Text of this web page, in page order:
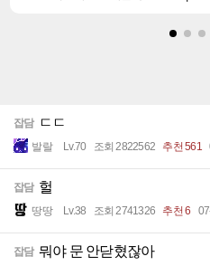
잡담 ㄷㄷ
발랄 Lv.70 조회 2822562 추천 561
잡담 헐
땅땅 Lv.38 조회 2741326 추천 6
잡담 뭐야 문 안닫혔잖아